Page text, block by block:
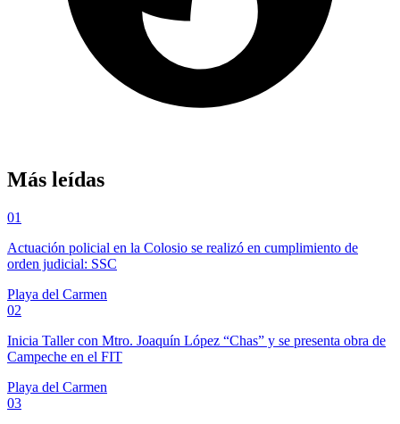
Más leídas
01
Actuación policial en la Colosio se realizó en cumplimiento de
orden judicial: SSC
Playa del Carmen
02
Inicia Taller con Mtro. Joaquín López “Chas” y se presenta obra de
Campeche en el FIT
Playa del Carmen
03